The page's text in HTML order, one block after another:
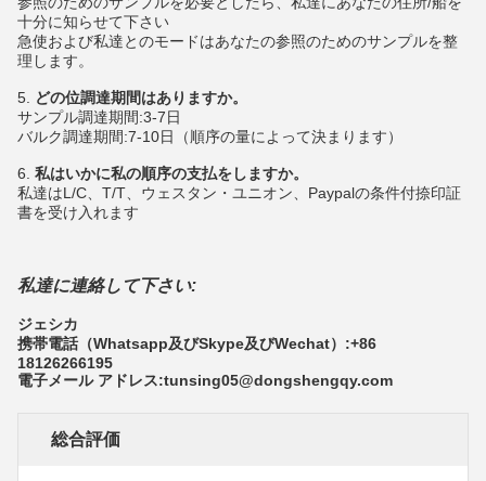
十分に知らせて下さい
急使および私達とのモードはあなたの参照のためのサンプルを整
理します。
5.
どの位調達期間はありますか。
サンプル調達期間:3-7日
バルク調達期間:7-10日（順序の量によって決まります）
6. 私はいかに私の順序の支払をしますか。
私達はL/C、T/T、ウェスタン・ユニオン、Paypalの条件付捺印証
書を受け入れます
私達に連絡して下さい:
ジェシカ
携帯電話（Whatsapp及びSkype及びWechat）:+86
18126266195
電子メール アドレス:tunsing05@dongshengqy.com
総合評価